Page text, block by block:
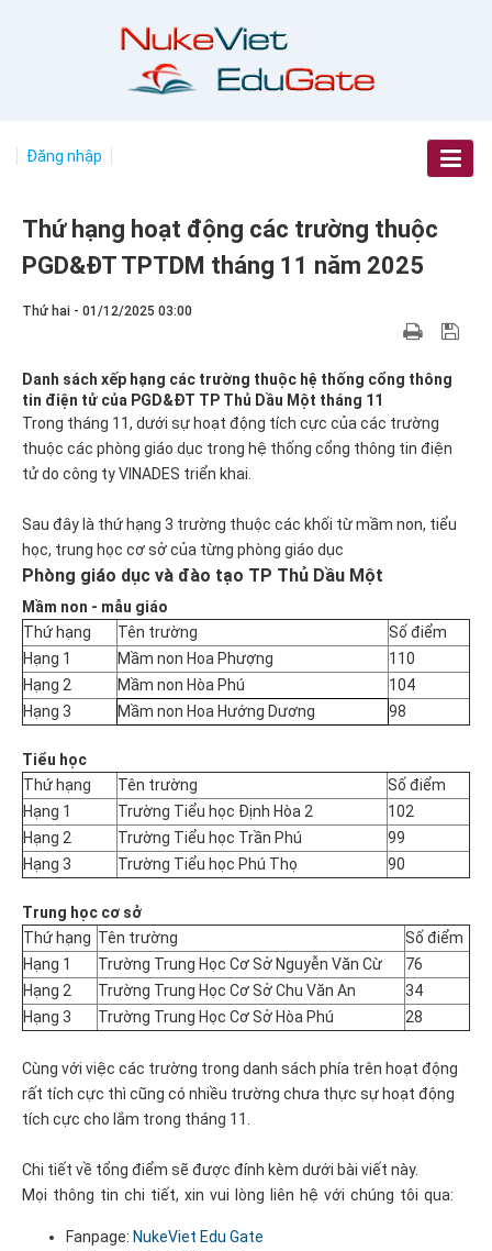
Đăng nhập
Thứ hạng hoạt động các trường thuộc
PGD&ĐT TPTDM tháng 11 năm 2025
Thứ hai - 01/12/2025 03:00
Danh sách xếp hạng các trường thuộc hệ thống cổng thông
tin điện tử của PGD&ĐT TP Thủ Dầu Một tháng 11
Trong tháng 11, dưới sự hoạt động tích cực của các trường
thuộc các phòng giáo dục trong hệ thống cổng thông tin điện
tử do công ty VINADES triển khai.
Sau đây là thứ hạng 3 trường thuộc các khối từ mầm non, tiểu
học, trung học cơ sở của từng phòng giáo dục
Phòng giáo dục và đào tạo TP Thủ Dầu Một
Mầm non - mẫu giáo
Thứ hạng
Tên trường
Số điểm
Hạng 1
Mầm non Hoa Phượng
110
Hạng 2
Mầm non Hòa Phú
104
Hạng 3
Mầm non Hoa Hướng Dương 98
Tiểu học
Thứ hạng
Tên trường
Số điểm
Hạng 1
Trường Tiểu học Định Hòa 2
102
Hạng 2
Trường Tiểu học Trần Phú
99
Hạng 3
Trường Tiểu học Phú Thọ 90
Trung học cơ sở
Thứ hạng Tên trường
Số điểm
Hạng 1
Trường Trung Học Cơ Sở Nguyễn Văn Cừ
76
Hạng 2
Trường Trung Học Cơ Sở Chu Văn An
34
Hạng 3
Trường Trung Học Cơ Sở Hòa Phú 28
Cùng với việc các trường trong danh sách phía trên hoạt động
rất tích cực thì cũng có nhiều trường chưa thực sự hoạt động
tích cực cho lắm trong tháng 11.
Chi tiết về tổng điểm sẽ được đính kèm dưới bài viết này.
Mọi thông tin chi tiết, xin vui lòng liên hệ với chúng tôi qua:
Fanpage: NukeViet Edu Gate